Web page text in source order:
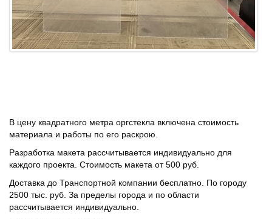
В цену квадратного метра оргстекла включена стоимость
материала и работы по его раскрою.
Разработка макета рассчитывается индивидуально для
каждого проекта. Стоимость макета от 500 руб.
Доставка до Транспортной компании бесплатно. По городу
2500 тыс. руб. За пределы города и по области
рассчитывается индивидуально.